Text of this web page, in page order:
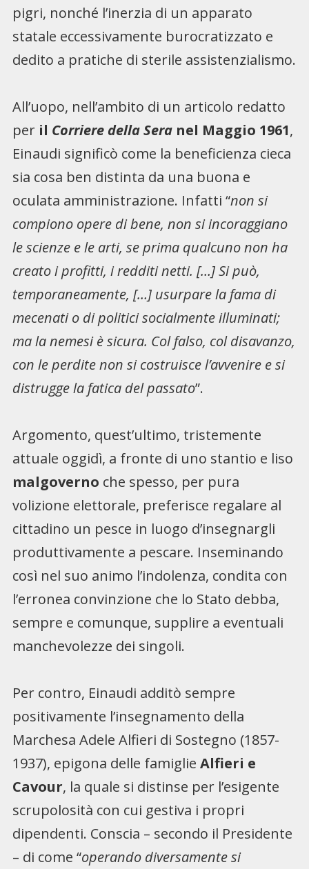
pigri, nonché l’inerzia di un apparato
statale eccessivamente burocratizzato e
dedito a pratiche di sterile assistenzialismo.
All’uopo, nell’ambito di un articolo redatto
per il Corriere della Sera nel Maggio 1961,
Einaudi significò come la beneficienza cieca
sia cosa ben distinta da una buona e
oculata amministrazione. Infatti “non si
compiono opere di bene, non si incoraggiano
le scienze e le arti, se prima qualcuno non ha
creato i profitti, i redditi netti. […] Si può,
temporaneamente, […] usurpare la fama di
mecenati o di politici socialmente illuminati;
ma la nemesi è sicura. Col falso, col disavanzo,
con le perdite non si costruisce l’avvenire e si
distrugge la fatica del passato”.
Argomento, quest’ultimo, tristemente
attuale oggidì, a fronte di uno stantio e liso
malgoverno che spesso, per pura
volizione elettorale, preferisce regalare al
cittadino un pesce in luogo d’insegnargli
produttivamente a pescare. Inseminando
così nel suo animo l’indolenza, condita con
l’erronea convinzione che lo Stato debba,
sempre e comunque, supplire a eventuali
manchevolezze dei singoli.
Per contro, Einaudi additò sempre
positivamente l’insegnamento della
Marchesa Adele Alfieri di Sostegno (1857-
1937), epigona delle famiglie Alfieri e
Cavour, la quale si distinse per l’esigente
scrupolosità con cui gestiva i propri
dipendenti. Conscia – secondo il Presidente
– di come “operando diversamente si